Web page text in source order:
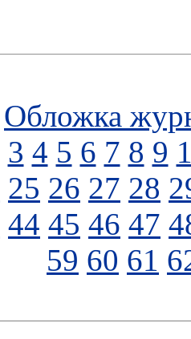
Обложка
3 4 5 6 7 8 9
25 26 27 28
44 45 46 47
59 60 61